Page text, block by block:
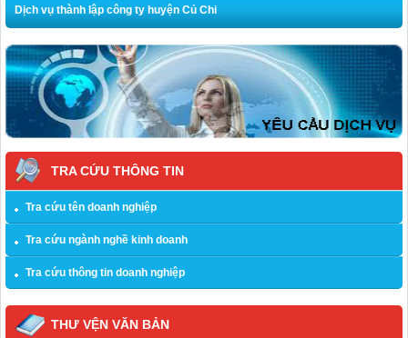
Dịch vụ thành lập công ty huyện Củ Chi
TRA CỨU THÔNG TIN
Tra cứu tên doanh nghiệp
Tra cứu ngành nghề kinh doanh
Tra cứu thông tin doanh nghiệp
THƯ VỆN VĂN BẢN